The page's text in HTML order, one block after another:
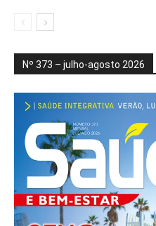
Nº 373 – julho-agosto 2026